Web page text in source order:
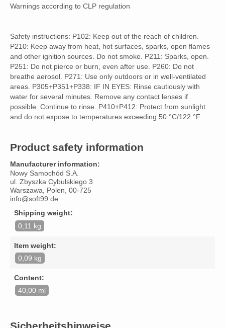
Warnings according to CLP regulation
Safety instructions: P102: Keep out of the reach of children.
P210: Keep away from heat, hot surfaces, sparks, open flames
and other ignition sources. Do not smoke. P211: Sparks, open.
P251: Do not pierce or burn, even after use. P260: Do not
breathe aerosol. P271: Use only outdoors or in well-ventilated
areas. P305+P351+P338: IF IN EYES: Rinse cautiously with
water for several minutes. Remove any contact lenses if
possible. Continue to rinse. P410+P412: Protect from sunlight
and do not expose to temperatures exceeding 50 °C/122 °F.
Product safety information
Manufacturer information:
Nowy Samochód S.A.
ul. Zbyszka Cybulskiego 3
Warszawa, Polen, 00-725
info@soft99.de
Shipping weight:
0,11 kg
Item weight:
0,09 kg
Content:
40,00 ml
Sicherheitshinweise